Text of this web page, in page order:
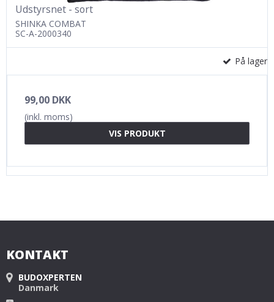
Udstyrsnet - sort
SHINKA COMBAT
SC-A-2000340
På lager
99,00 DKK
(inkl. moms)
VIS PRODUKT
KONTAKT
BUDOXPERTEN
Danmark